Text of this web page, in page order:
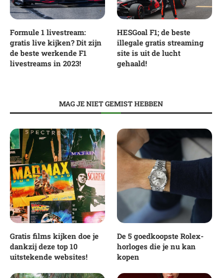
Formule 1 livestream:
gratis live kijken? Dit zijn
de beste werkende F1
livestreams in 2023!
HESGoal F1; de beste
illegale gratis streaming
site is uit de lucht
gehaald!
MAG JE NIET GEMIST HEBBEN
Gratis films kijken doe je
dankzij deze top 10
uitstekende websites!
De 5 goedkoopste Rolex-
horloges die je nu kan
kopen